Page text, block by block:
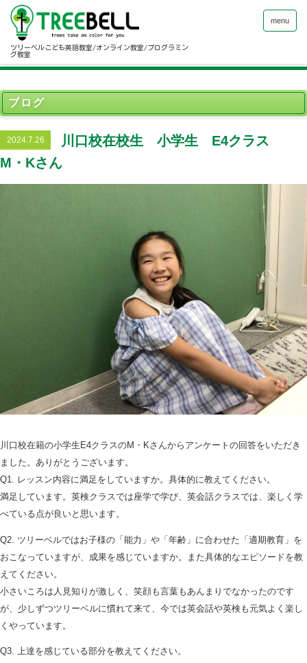
ツリーベルこども英語教室/オンライン教室/プログラミン
グ教室
menu
ブログ
2024.7.26
川口校在校生 小学生 E4クラス
M・Kさん
川口校在籍の小学生E4クラスのM・Kさんからアンケートの回答をいただき
ました。ありがとうございます。
Q1. レッスン内容に満足をしていますか。具体的に教えてください。
満足しています。英検クラスでは座学で学び、英会話クラスでは、楽しく学
べている点が良いと思います。
Q2. ツリーベルではお子様の「能力」や「年齢」に合わせた「適期教育」を
おこなっていますが、成果を感じていますか。また具体的なエピソードを教
えてください。
小さいころは人見知りが激しく、笑顔も言葉もあんまりでなかったのです
が、少しずつツリーベルに慣れて来て、今では英会話や英検も元気よく楽し
くやっています。
Q3. 上達を感じている部分を教えてください。